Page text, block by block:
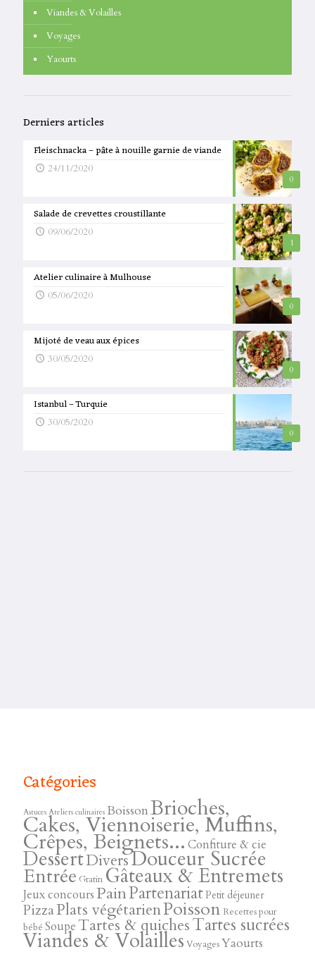
Viandes & Volailles
Voyages
Yaourts
Derniers articles
0
Fleischnacka – pâte à nouille garnie de viande
24/11/2020
1
Salade de crevettes croustillante
09/06/2020
0
Atelier culinaire à Mulhouse
05/06/2020
0
Mijoté de veau aux épices
30/05/2020
0
Istanbul – Turquie
30/05/2020
Catégories
Astuces Ateliers culinaires BoissonBrioches,
Cakes, Viennoiserie, Muffins,
Crêpes, Beignets... Confiture & cie
DessertDiversDouceur Sucrée
Entrée Gratin Gâteaux & Entremets
Jeux concoursPainPartenariatPetit déjeuner
PizzaPlats végétarienPoisson Recettes pour
bébé SoupeTartes & quichesTartes sucrées
Viandes & Volailles VoyagesYaourts